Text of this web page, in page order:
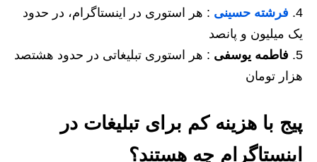
فرشته حسینی : هر استوری در اینستاگرام، در حدود
یک میلیون و پانصد
فاطمه یوسفی : هر استوری تبلیغاتی در حدود هشتصد
هزار تومان
پیج با هزینه کم برای تبلیغات در
اینستاگرام چه هستند؟